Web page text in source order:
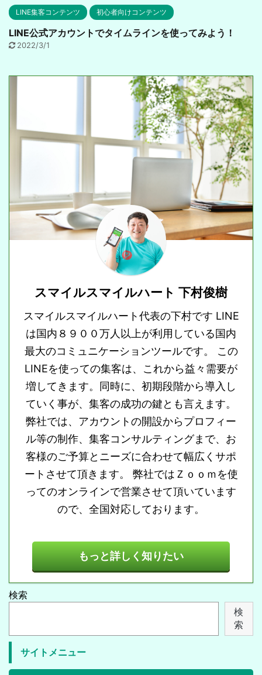
LINE集客コンテンツ 初心者向けコンテンツ
LINE公式アカウントでタイムラインを使ってみよう！
2022/3/1
スマイルスマイルハート 下村俊樹
スマイルスマイルハート代表の下村です LINE
は国内８９００万人以上が利用している国内
最大のコミュニケーションツールです。 この
LINEを使っての集客は、これから益々需要が
増してきます。同時に、初期段階から導入し
ていく事が、集客の成功の鍵とも言えます。
弊社では、アカウントの開設からプロフィー
ル等の制作、集客コンサルティングまで、お
客様のご予算とニーズに合わせて幅広くサポ
ートさせて頂きます。 弊社ではＺｏｏｍを使
ってのオンラインで営業させて頂いています
ので、全国対応しております。
もっと詳しく知りたい
検索
検
索
サイトメニュー